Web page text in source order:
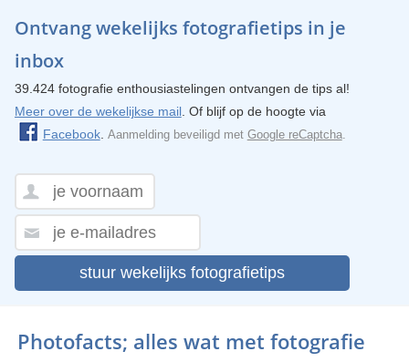
Ontvang wekelijks fotografietips in je
inbox
39.424 fotografie enthousiastelingen ontvangen de tips al!
Meer over de wekelijkse mail. Of blijf op de hoogte via
Facebook. Aanmelding beveiligd met Google reCaptcha.
stuur wekelijks fotografietips
Photofacts; alles wat met fotografie